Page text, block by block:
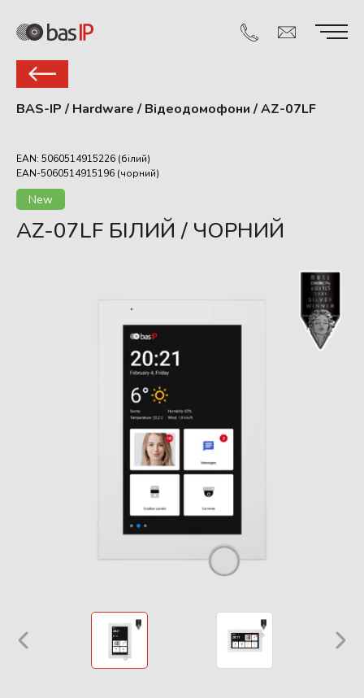
BAS-IP / Hardware / Відеодомофони /AZ-07LF
EAN: 5060514915226 (білий)
EAN-5060514915196 (чорний)
New
AZ-07LF БІЛИЙ / ЧОРНИЙ